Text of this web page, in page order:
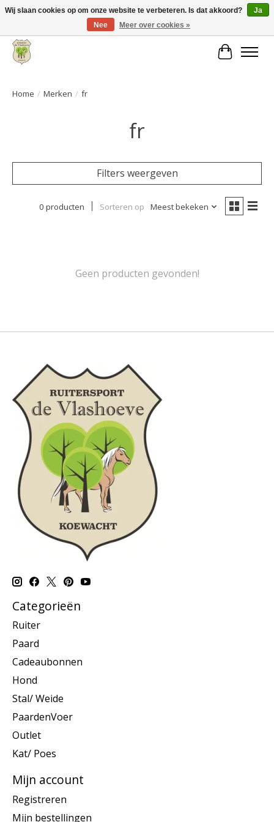
Grote keuze aan producten en snelle verzending!
Home / Merken / fr
fr
Filters weergeven
0 producten Sorteren op Meest bekeken
Geen producten gevonden!
Categorieën
Ruiter
Paard
Cadeaubonnen
Hond
Stal/ Weide
PaardenVoer
Outlet
Kat/ Poes
Mijn account
Registreren
Mijn bestellingen
Wij slaan cookies op om onze website te verbeteren. Is dat akkoord?
Ja
Nee
Meer over cookies »